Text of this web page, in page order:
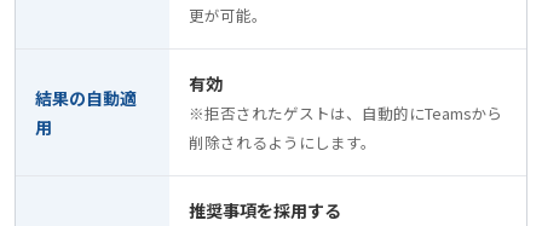
更が可能。
結果の自動適
用
有効
※拒否されたゲストは、自動的にTeamsから
削除されるようにします。
推奨事項を採用する